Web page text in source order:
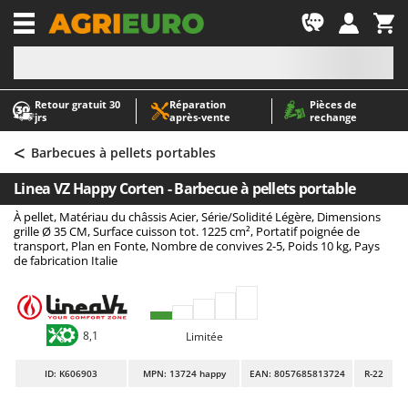
Retour gratuit 30
jrs
Réparation
après‑vente
Pièces de
rechange
-1
A
Abris de jardin
Accessoires pour tracteurs tondeuses autoportés
Aérateurs Scarificateurs pour gazon
Arracheuses de pommes de terre pour tracteur
Aspirateurs - Balais Électriques
Aspirateurs à cendres
Aspirateurs à feuilles sur roues
Aspirateurs de piscine
Aspirateurs Multifonctions
Atomiseurs agricoles pour tracteurs
A
AgriEuro Premium
AgriEuro TOP-LINE
AGT
Aima
Airmec
ALA 2000
Alce
Alpina
< Barbecues à pellets portables
Linea VZ Happy Corten - Barbecue à pellets portable
À pellet, Matériau du châssis Acier, Série/Solidité Légère, Dimensions
grille Ø 35 CM, Surface cuisson tot. 1225 cm², Portatif poignée de
transport, Plan en Fonte, Nombre de convives 2-5, Poids 10 kg, Pays
de fabrication Italie
8,1 Limitée
ID: K606903 MPN: 13724 happy EAN: 8057685813724 R-22